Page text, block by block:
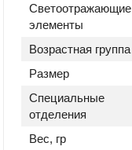
Светоотражающие
элементы
Возрастная группа
Размер
Специальные
отделения
Вес, гр